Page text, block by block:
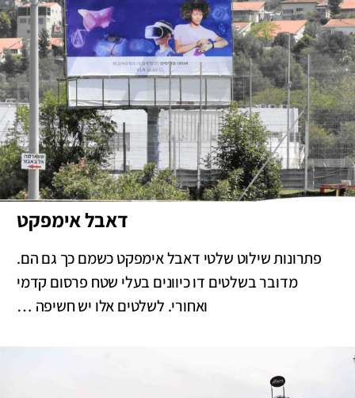
דאבל אימפקט
פתרונות שילוט שלטי דאבל אימפקט כשמם כך גם הם.
מדובר בשלטים דו כיוונים בעלי שטח פרסום קדמי
ואחורי. לשלטים אלו יש חשיפה …